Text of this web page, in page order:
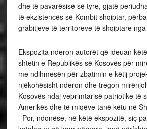
dhe të pavarësisë së tyre, gjatë
të ekzistencës së Kombit shqiptar,
grabitjeve të territoreve të shqiptare
Ekspozita nderon autorët që ideuan
shtetin e Republikës së Kosovës për
me ndihmesën për zbatimin e këtij
njëkohësisht nderon dhe tregon
Kosovës ndaj veprimtarisë patriotike të
Amerikës dhe të miqëve tanë këtu në
Por, ndonëse, në këtë ekspozitë, siç